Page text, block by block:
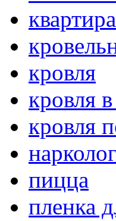
квартира
кровля
кровля
кровля
пицца
пленка